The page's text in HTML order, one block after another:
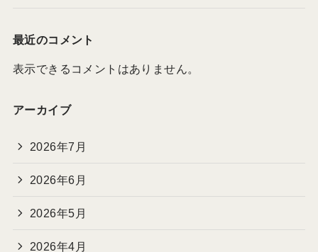
最近のコメント
表示できるコメントはありません。
アーカイブ
2026年7月
2026年6月
2026年5月
2026年4月